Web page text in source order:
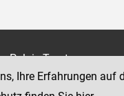
Palais Trautson
Museumstraße 7
1070 Wien
Ihre Erfahrungen